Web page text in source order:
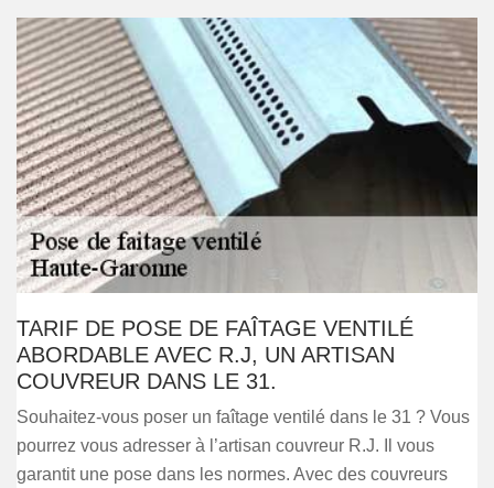
TARIF DE POSE DE FAÎTAGE VENTILÉ
ABORDABLE AVEC R.J, UN ARTISAN
COUVREUR DANS LE 31.
Souhaitez-vous poser un faîtage ventilé dans le 31 ? Vous
pourrez vous adresser à l’artisan couvreur R.J. Il vous
garantit une pose dans les normes. Avec des couvreurs